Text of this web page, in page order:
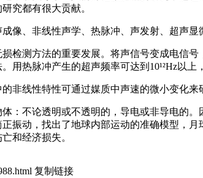
究都有很大贡献。
像、非线性声学、热脉冲、声发射、超声
检测方法的重要发展。将声信号变成电信
用热脉冲产生的超声频率可达到10¹²Hz以上
非线性特性可通过媒质中声速的微小变化
：不论透明或不透明的，导电或非导电的
振动，找出了地球内部运动的准确模型，
和经济损失。
复制链接